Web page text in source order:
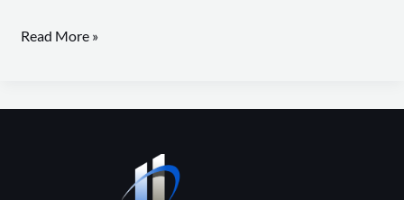
Read More »